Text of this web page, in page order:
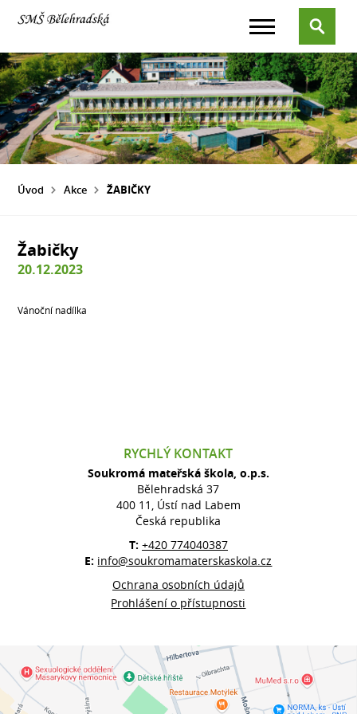
Úvod Akce ŽABIČKY
Žabičky
20.12.2023
Vánoční nadílka
RYCHLÝ KONTAKT
Soukromá mateřská škola, o.p.s.
Bělehradská 37
400 11, Ústí nad Labem
Česká republika
T: +420 774040387
E: info@soukromamaterskaskola.cz
Ochrana osobních údajů
Prohlášení o přístupnosti